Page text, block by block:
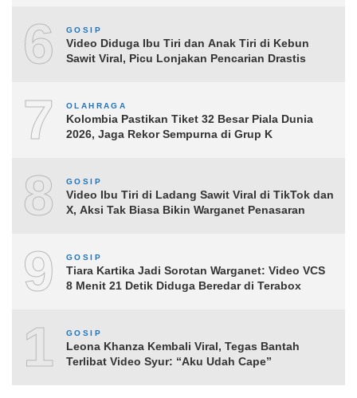
6 GOSIP
Video Diduga Ibu Tiri dan Anak Tiri di Kebun
Sawit Viral, Picu Lonjakan Pencarian Drastis
7 OLAHRAGA
Kolombia Pastikan Tiket 32 Besar Piala Dunia
2026, Jaga Rekor Sempurna di Grup K
8 GOSIP
Video Ibu Tiri di Ladang Sawit Viral di TikTok dan
X, Aksi Tak Biasa Bikin Warganet Penasaran
9 GOSIP
Tiara Kartika Jadi Sorotan Warganet: Video VCS
8 Menit 21 Detik Diduga Beredar di Terabox
10
GOSIP
Leona Khanza Kembali Viral, Tegas Bantah
Terlibat Video Syur: “Aku Udah Cape”